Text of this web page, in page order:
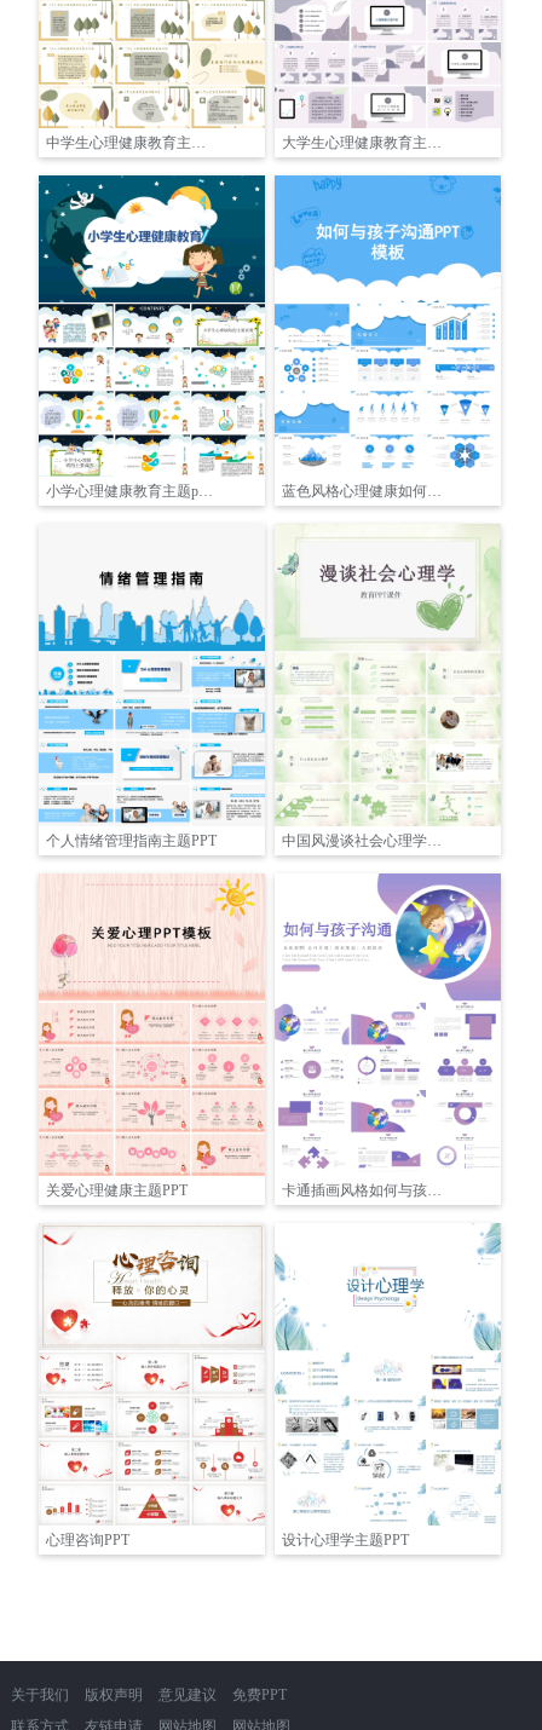
小学心理健康教育主题pptPPT 蓝色风格心理健康如何与孩子沟通主题PPT
个人情绪管理指南主题PPT 中国风漫谈社会心理学教育培训PPT
关爱心理健康主题PPT 卡通插画风格如何与孩子沟通心理健康主题PPT
心理咨询PPT 设计心理学主题PPT
关于我们
联系方式
版权声明
友链申请
意见建议
网站地图
免费PPT
网站地图